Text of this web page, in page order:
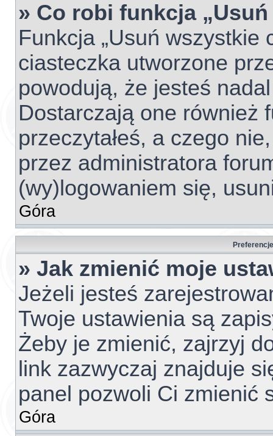
» Co robi funkcja
Funkcja „Usuń wszystkie
ciasteczka utworzone
powodują, że jesteś
Dostarczają one również
przeczytałeś, a czego
przez administratora
(wy)logowaniem się,
Góra
» Jak zmienić moje
Jeżeli jesteś
Twoje ustawienia są
Żeby je zmienić, zajrzyj
link zazwyczaj znajduje
panel pozwoli Ci zmienić
Góra